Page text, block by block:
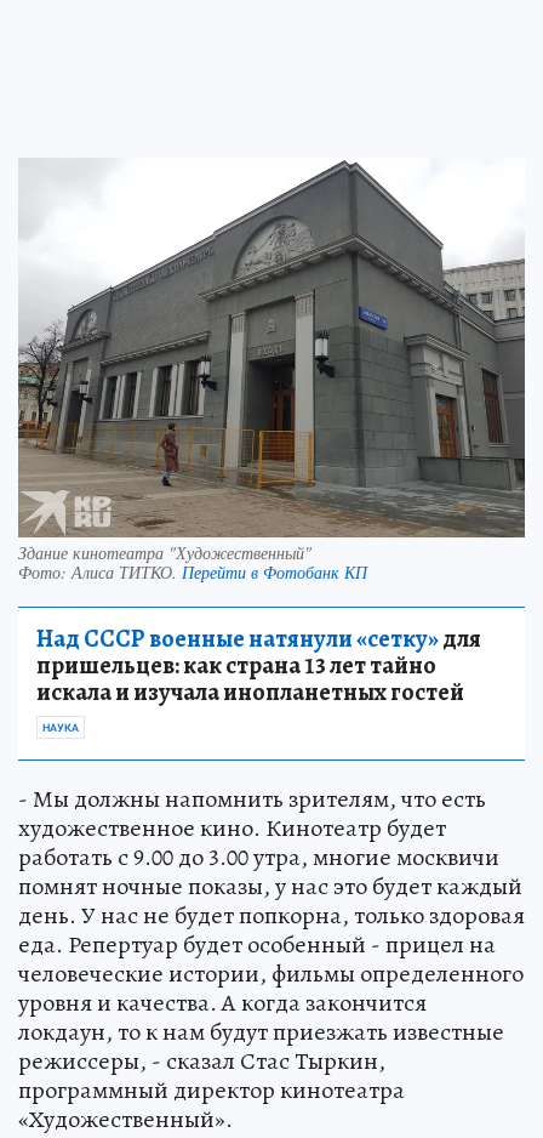
Здание кинотеатра "Художественный"
Фото:Алиса ТИТКО. Перейти в Фотобанк КП
Над СССР военные натянули «сетку»для
пришельцев: как страна 13 лет тайно
искала и изучала инопланетных гостей
НАУКА
- Мы должны напомнить зрителям, что есть
художественное кино. Кинотеатр будет
работать с 9.00 до 3.00 утра, многие москвичи
помнят ночные показы, у нас это будет каждый
день. У нас не будет попкорна, только здоровая
еда. Репертуар будет особенный - прицел на
человеческие истории, фильмы определенного
уровня и качества. А когда закончится
локдаун, то к нам будут приезжать известные
режиссеры, - сказал Стас Тыркин,
программный директор кинотеатра
«Художественный».